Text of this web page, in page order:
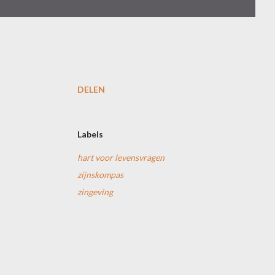
DELEN
Labels
hart voor levensvragen
zijnskompas
zingeving